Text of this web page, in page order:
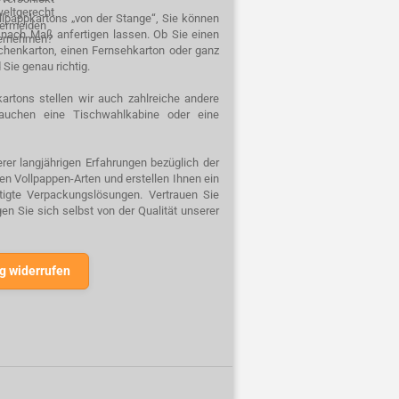
„von der Stange“, Sie können
Maß anfertigen lassen. Ob Sie einen
einen Fernsehkarton oder ganz
genau richtig.
stellen wir auch zahlreiche andere
eine Tischwahlkabine oder eine
langjährigen Erfahrungen bezüglich der
Vollpappen-Arten und erstellen Ihnen ein
Verpackungslösungen. Vertrauen Sie
Sie sich selbst von der Qualität unserer
widerrufen